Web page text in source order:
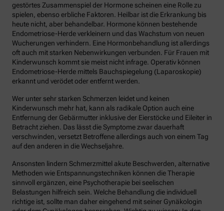
gestörtes Zusammenspiel der Hormone scheinen eine Rolle zu
spielen, ebenso erbliche Faktoren. Heilbar ist die Erkrankung bis
heute nicht, aber behandelbar. Hormone können bestehende
Endometriose-Herde verkleinern und das Wachstum von neuen
Wucherungen verhindern. Eine Hormonbehandlung ist allerdings
oft auch mit starken Nebenwirkungen verbunden. Für Frauen mit
Kinderwunsch kommt sie meist nicht infrage. Operativ können
Endometriose-Herde mittels Bauchspiegelung (Laparoskopie)
erkannt und verödet oder entfernt werden.
Wer unter sehr starken Schmerzen leidet und keinen
Kinderwunsch mehr hat, kann als radikale Option auch eine
Entfernung der Gebärmutter inklusive der Eierstöcke und Eileiter in
Betracht ziehen. Das lässt die Symptome zwar dauerhaft
verschwinden, versetzt Betroffene allerdings auch von einem Tag
auf den anderen in die Wechseljahre.
Ansonsten lindern Schmerzmittel akute Beschwerden, alternative
Methoden wie Entspannungstechniken können die Therapie
sinnvoll ergänzen, eine Psychotherapie bei seelischen
Belastungen hilfreich sein. Welche Behandlung die individuell
richtige ist, sollte man daher eingehend mit seiner Gynäkologin